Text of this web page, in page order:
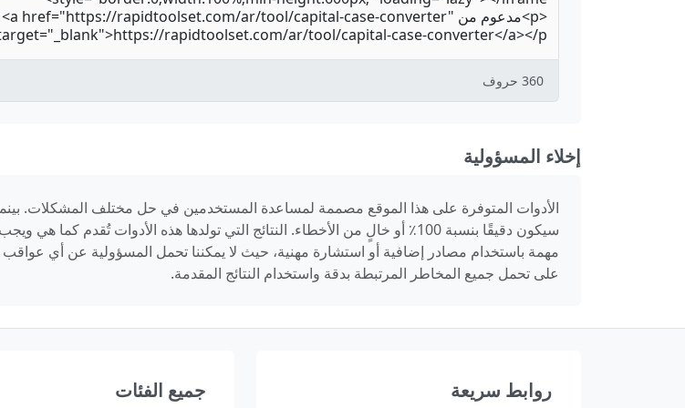
360 حروف
إخلاء المسؤولية
الأدوات المتوفرة على هذا الموقع مصممة لمساعدة المستخدمين في حل مختلف المشكلات.
سيكون دقيقًا بنسبة 100٪ أو خالٍ من الأخطاء. النتائج التي تولدها هذه الأدوات
مهمة باستخدام مصادر إضافية أو استشارة مهنية، حيث لا يمكننا تحمل المسؤولية عن أي عواقب
على تحمل جميع المخاطر المرتبطة بدقة واستخدام النتائج المقدمة.
روابط سريعة جميع الفئات